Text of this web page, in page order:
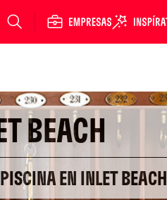
BEACH
EN INLET BEACH